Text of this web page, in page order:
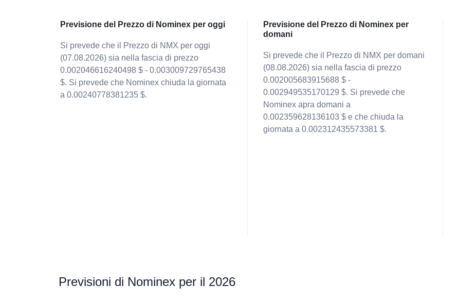
Previsione del Prezzo di Nominex per oggi
Si prevede che il Prezzo di NMX per oggi
(07.08.2026) sia nella fascia di prezzo
0.002046616240498 $ - 0.003009729765438
$. Si prevede che Nominex chiuda la giornata
a 0.00240778381235 $.
Previsione del Prezzo di Nominex per
domani
Si prevede che il Prezzo di NMX per domani
(08.08.2026) sia nella fascia di prezzo
0.002005683915688 $ -
0.002949535170129 $. Si prevede che
Nominex apra domani a
0.002359628136103 $ e che chiuda la
giornata a 0.002312435573381 $.
Previsioni di Nominex per il 2026